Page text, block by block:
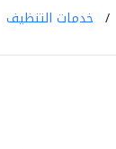
خدمات التنظيف